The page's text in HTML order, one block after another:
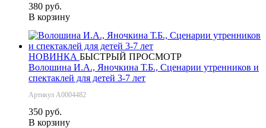
380 руб.
В корзину
НОВИНКА БЫСТРЫЙ ПРОСМОТР
Волошина И.А., Яночкина Т.Б., Сценарии утренников и
спектаклей для детей 3-7 лет
Артикул А0004482
350 руб.
В корзину